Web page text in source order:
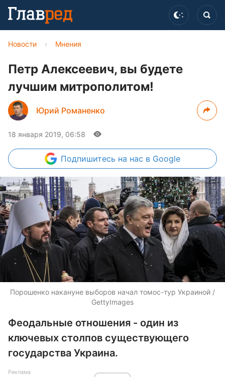
Новости › Мнения
Петр Алексеевич, вы будете
лучшим митрополитом!
Юрий Романенко
18 января 2019, 06:58
Подпишитесь на нас в Google
Порошенко накануне выборов начал томос-тур Украиной /
GettyImages
Феодальные отношения - один из
ключевых столпов существующего
государства Украина.
Реклама